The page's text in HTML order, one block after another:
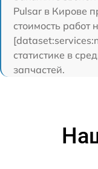
Pulsar в Кирове
стоимость работ
статистике в
запчастей.